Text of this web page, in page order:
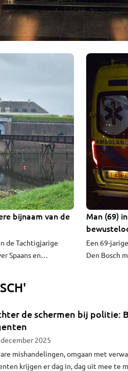
bijnaam van de
de Tachtigjarige
Spaans en
beleg. De
Man (69)
Een 69-
Den Bosch
de schermen bij politie:
2025
mishandelingen, omgaan met
krijgen er dag in, dag uit mee te